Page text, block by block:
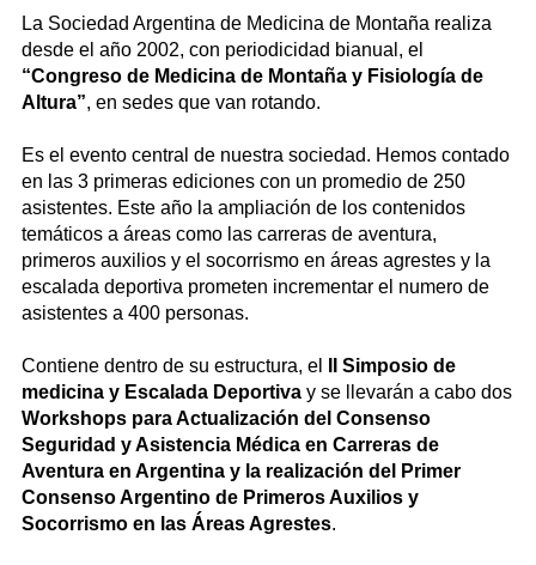
La Sociedad Argentina de Medicina de Montaña realiza
desde el año 2002, con periodicidad bianual, el
“Congreso de Medicina de Montaña y Fisiología de
Altura”, en sedes que van rotando.
Es el evento central de nuestra sociedad. Hemos contado
en las 3 primeras ediciones con un promedio de 250
asistentes. Este año la ampliación de los contenidos
temáticos a áreas como las carreras de aventura,
primeros auxilios y el socorrismo en áreas agrestes y la
escalada deportiva prometen incrementar el numero de
asistentes a 400 personas.
Contiene dentro de su estructura, el
II Simposio de
medicina y Escalada Deportiva y se llevarán a cabo dos
Workshops para Actualización del Consenso
Seguridad y Asistencia Médica en Carreras de
Aventura en Argentina y la realización del Primer
Consenso Argentino de Primeros Auxilios y
Socorrismo en las Áreas Agrestes.